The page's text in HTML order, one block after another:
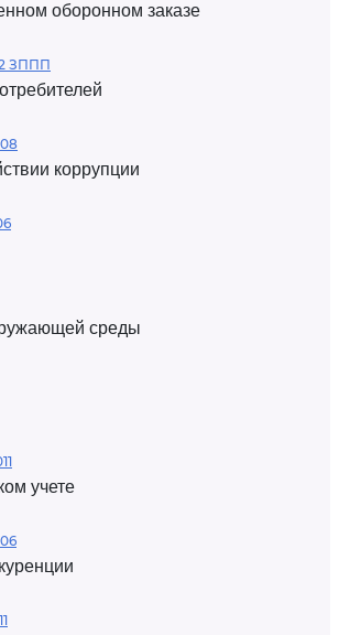
оборонном заказе
ЗППП
коррупции
среды
учете